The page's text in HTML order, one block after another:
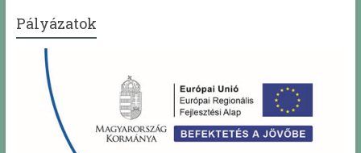
Pályázatok